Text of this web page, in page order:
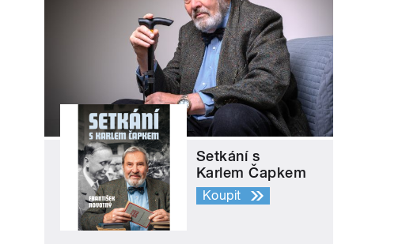
Setkání s
Karlem Čapkem
Koupit